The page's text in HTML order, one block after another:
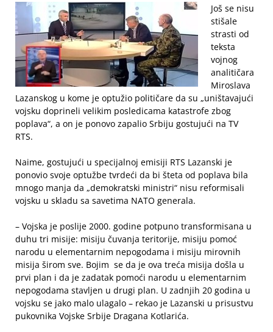
Još se nisu
stišale
strasti od
teksta
vojnog
analitičara
Miroslava
Lazanskog u kome je optužio političare da su „uništavajući
vojsku doprineli velikim posledicama katastrofe zbog
poplava“, a on je ponovo zapalio Srbiju gostujući na TV
RTS.
Naime, gostujući u specijalnoj emisiji RTS Lazanski je
ponovio svoje optužbe tvrdeći da bi šteta od poplava bila
mnogo manja da „demokratski ministri“ nisu reformisali
vojsku u skladu sa savetima NATO generala.
– Vojska je poslije 2000. godine potpuno transformisana u
duhu tri misije: misiju čuvanja teritorije, misiju pomoć
narodu u elementarnim nepogodama i misiju mirovnih
misija širom sve. Bojim se da je ova treća misija došla u
prvi plan i da je zadatak pomoći narodu u elementarnim
nepogodama stavljen u drugi plan. U zadnjih 20 godina u
vojsku se jako malo ulagalo – rekao je Lazanski u prisustvu
pukovnika Vojske Srbije Dragana Kotlarića.